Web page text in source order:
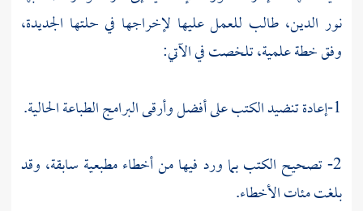
نور الدين، طالب للعمل عليها لإخراجها في حلتها الجديدة،
وفق خطة علمية، تلخصت في الآتي:
1-إعادة تنضيد الكتب على أفضل وأرقى البرامج الطباعة الحالية.
2- تصحيح الكتب بما ورد فيها من أخطاء مطبعية سابقة، وقد
بلغت مئات الأخطاء.